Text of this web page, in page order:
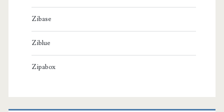
Zibase
Ziblue
Zipabox